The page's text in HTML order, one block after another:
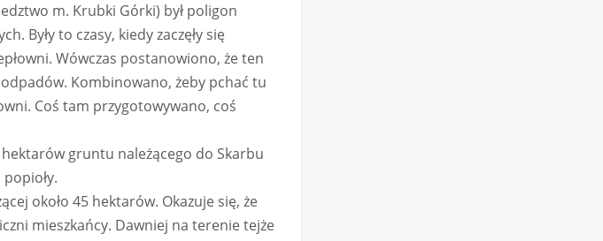
m. Krubki Górki) był poligon
Były to czasy, kiedy zaczęły się
Wówczas postanowiono, że ten
Kombinowano, żeby pchać tu
Coś tam przygotowywano, coś
gruntu należącego do Skarbu
około 45 hektarów. Okazuje się, że
mieszkańcy. Dawniej na terenie tejże